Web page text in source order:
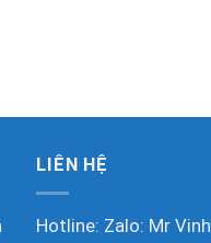
LIÊN HỆ
Hotline: Zalo: Mr Vinh